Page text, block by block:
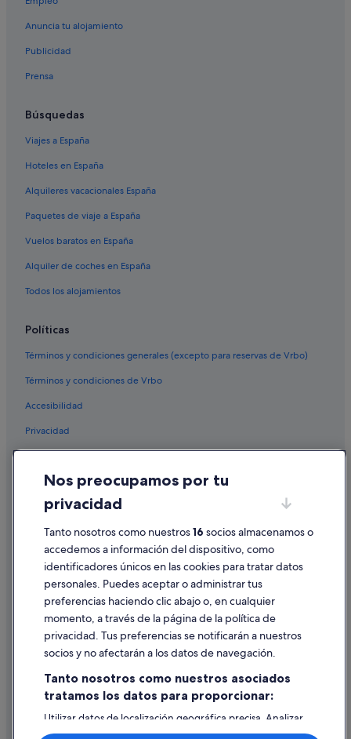
Marriott Hotels & Resorts en Barcelona
Petit Palace hoteles en Barcelona
Zenit hoteles en Barcelona
Hoteles cerca de Teatro Romea
Bas Apartments hoteles en El Raval
Hoteles para familias en Barcelona
Albergues en Cataluña
Prestige Hotels en Centro de Barcelona
Barcelona hoteles
Leonardo Hotels en El Raval
Casas de huéspedes en Cataluña
Hoteles baratos en Centro de Barcelona
Hoteles boutique en Centro de Barcelona
Complejos de pisos en Cataluña
Casas barco en Barcelona
Hoteles cerca de Teatre Tantarantana
Pensiones en Estación de tren de Francia
Pan Pacific Hotels & Resorts en Barcelona
Albergues en Barcelona
Hotusa hoteles en Barcelona
Condominios en Barcelona
Pensiones en Barcelona
Cabañas en Barcelona
Moteles en Barcelona
Hoteles cerca de Palau Sant Jordi
Hoteles cerca de Teatro Victoria
Anuncia tu alojamiento
Publicidad
Prensa
Búsquedas
Viajes a España
Hoteles en España
Alquileres vacacionales España
Paquetes de viaje a España
Vuelos baratos en España
Alquiler de coches en España
Todos los alojamientos
Políticas
Términos y condiciones generales (excepto para reservas de Vrbo)
Términos y condiciones de Vrbo
Accesibilidad
Privacidad
Condiciones de uso
Información legal/contacto
Pautas sobre el contenido y cómo denunciar contenido
Ayuda
Cancelar un vuelo
Cancelar una reserva de hotel o de un alquiler vacacional
Plazos de reembolso
Utilizar un cupón de Expedia
Documentos para viajes internacionales
Nos preocupamos por tu
privacidad
Tanto nosotros como nuestros16 socios almacenamos o
accedemos a información del dispositivo, como
identificadores únicos en las cookies para tratar datos
personales. Puedes aceptar o administrar tus
preferencias haciendo clic abajo o, en cualquier
momento, a través de la página de la política de
privacidad. Tus preferencias se notificarán a nuestros
socios y no afectarán a los datos de navegación.
Tanto nosotros como nuestros asociados
tratamos los datos para proporcionar:
Utilizar datos de localización geográfica precisa. Analizar
activamente las características del dispositivo para su